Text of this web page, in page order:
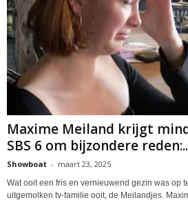
Maxime Meiland krijgt
SBS 6 om bijzondere
Showboat - maart 23, 2025
Wat ooit een fris en vernieuwend gezin was op
uitgemolken tv-familie ooit, de Meilandjes.